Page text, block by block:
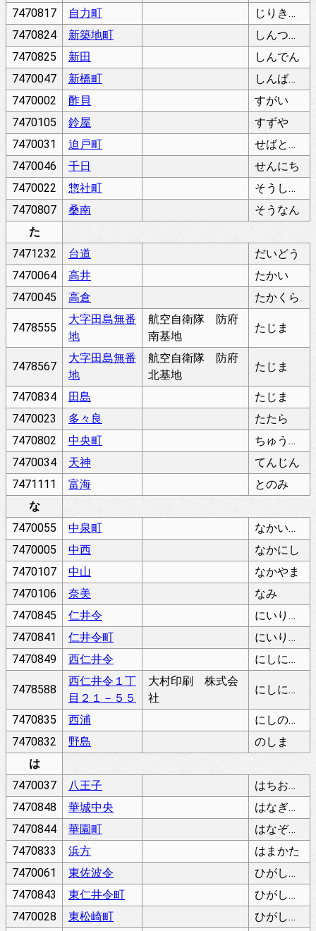
7470817 自力町
じりきちょう
7470824
新築地町
しんつきじちょう
7470825
新田
しんでん
7470047
新橋町
しんばしちょう
7470002
酢貝
すがい
7470105
鈴屋
すずや
7470031
迫戸町
せばとちょう
7470046
千日
せんにち
7470022
惣社町
そうしゃちょう
7470807
桑南
そうなん
た
7471232
台道
だいどう
7470064
高井
たかい
7470045
高倉 たかくら
7478555
大字田島無番
地
航空自衛隊 防府
南基地
たじま
7478567
大字田島無番
地
航空自衛隊 防府
北基地
たじま
7470834 田島
たじま
7470023
多々良
たたら
7470802
中央町
ちゅうおうちょう
7470034
天神
てんじん
7471111
富海
とのみ
な
7470055
中泉町
なかいずみちょう
7470005
中西
なかにし
7470107
中山
なかやま
7470106
奈美
なみ
7470845
仁井令
にいりょう
7470841
仁井令町
にいりょうちょう
7470849
西仁井令 にしにいりょう
7478588
西仁井令１丁
目２１－５５
大村印刷 株式会
社
にしにいりょう
7470835 西浦
にしのうら
7470832
野島
のしま
は
7470037
八王子
はちおうじ
7470848
華城中央
はなぎちゅうおう
7470844
華園町
はなぞのちょう
7470833
浜方
はまかた
7470061
東佐波令
ひがしさばりょう
7470843
東仁井令町
ひがしにいりょうちょう
7470028
東松崎町
ひがしまつざきちょう